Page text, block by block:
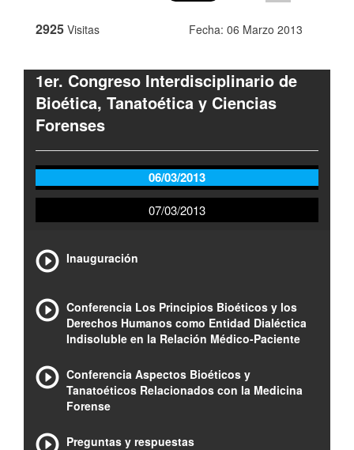
2925 Visitas Fecha: 06 Marzo 2013
1er. Congreso Interdisciplinario de
Bioética, Tanatoética y Ciencias
Forenses
06/03/2013
07/03/2013
Inauguración
Conferencia Los Principios Bioéticos y los
Derechos Humanos como Entidad Dialéctica
Indisoluble en la Relación Médico-Paciente
Conferencia Aspectos Bioéticos y
Tanatoéticos Relacionados con la Medicina
Forense
Preguntas y respuestas